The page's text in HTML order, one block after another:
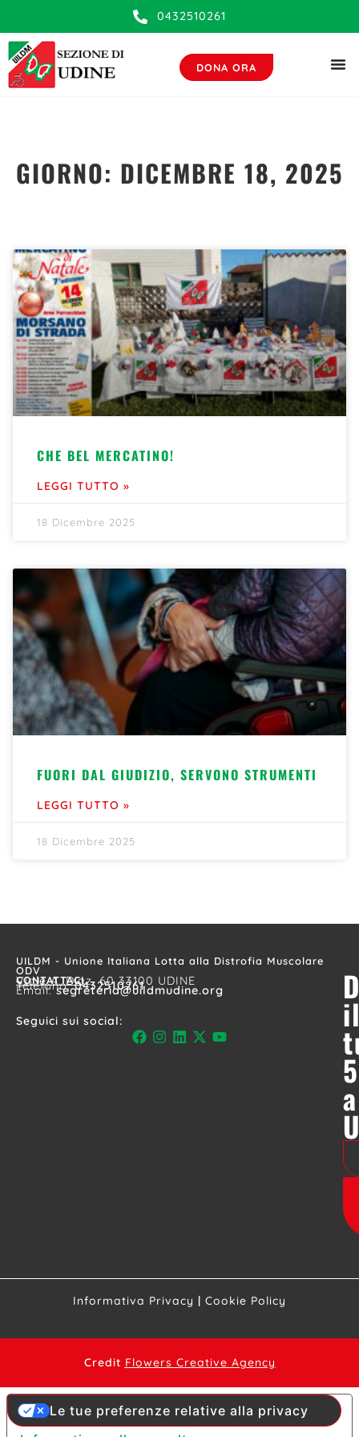
0432510261
DONA ORA
GIORNO: DICEMBRE 18, 2025
CHE BEL MERCATINO!
LEGGI TUTTO »
18 Dicembre 2025
FUORI DAL GIUDIZIO, SERVONO STRUMENTI
LEGGI TUTTO »
18 Dicembre 2025
UILDM - Unione Italiana Lotta alla Distrofia Muscolare
ODV
CONTATTACI
Viale A. Diaz, 60 33100 UDINE
Telefono:0432510261
Email:segreteria@uildmudine.org
Seguici sui social:
a
Informativa Privacy | Cookie Policy
Credit Flowers Creative Agency
Le tue preferenze relative alla privacy